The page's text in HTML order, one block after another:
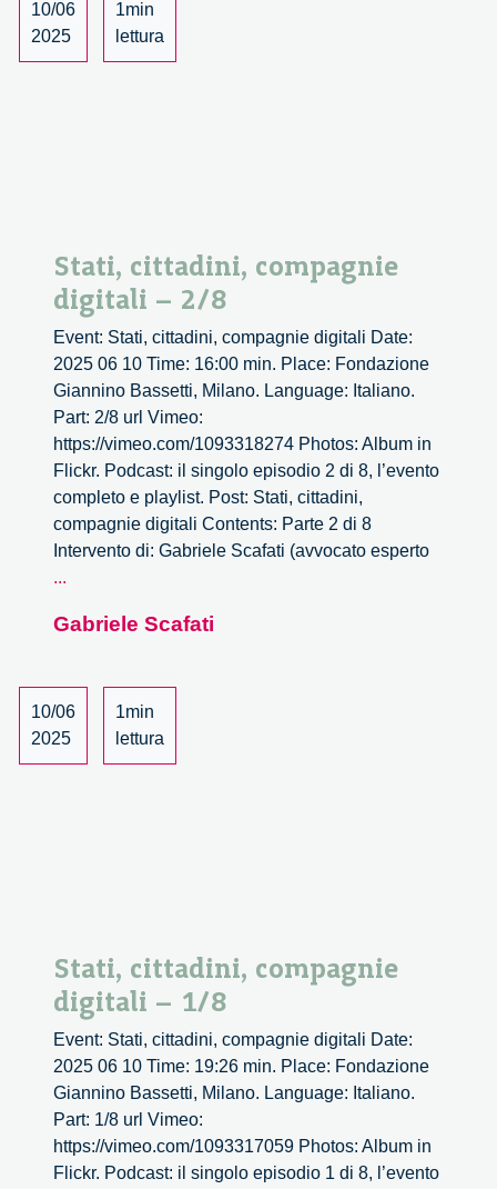
10/06
2025
1min
lettura
Stati, cittadini, compagnie
digitali – 2/8
Event: Stati, cittadini, compagnie digitali Date:
2025 06 10 Time: 16:00 min. Place: Fondazione
Giannino Bassetti, Milano. Language: Italiano.
Part: 2/8 url Vimeo:
https://vimeo.com/1093318274 Photos: Album in
Flickr. Podcast: il singolo episodio 2 di 8, l’evento
completo e playlist. Post: Stati, cittadini,
compagnie digitali Contents: Parte 2 di 8
Intervento di: Gabriele Scafati (avvocato esperto
...
compagnie
–
2/8
Gabriele Scafati
10/06
2025
1min
lettura
Stati, cittadini, compagnie
digitali – 1/8
Event: Stati, cittadini, compagnie digitali Date:
2025 06 10 Time: 19:26 min. Place: Fondazione
Giannino Bassetti, Milano. Language: Italiano.
Part: 1/8 url Vimeo:
https://vimeo.com/1093317059 Photos: Album in
Flickr. Podcast: il singolo episodio 1 di 8, l’evento